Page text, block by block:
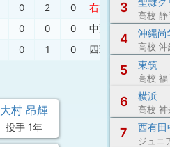
0 2 0 右本 、左安、
0 0 0 中飛 右３、一
0 1 0 四球 二ゴ、
大村 昂輝
投手 1年
3
高校 静
4 沖縄尚
高校 沖
5 東筑
高校 福
6 横浜
高校 神
7 西有田
ジュニ